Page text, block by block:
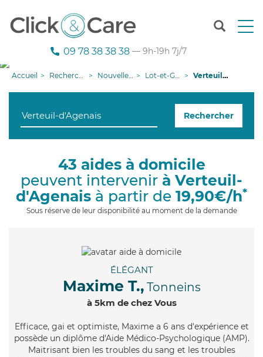
T
n
g
o
09 78 38 38 38 — 9h-19h 7j/7
Accueil Recherche aide à domicile Nouvelle-Aquitaine Lot-et-Garonne Verteuil-d'Agenais
Rechercher
43 aides à domicile
peuvent intervenir à Verteuil-
d'Agenais à partir de 19,90€/h*
Sous réserve de leur disponibilité au moment de la demande
ÉLÉGANT
Maxime T., Tonneins
à 5km de chez Vous
Efficace, gai et optimiste, Maxime a 6 ans d'expérience et
possède un diplôme d'Aide Médico-Psychologique (AMP).
Maitrisant bien les troubles du sang et les troubles